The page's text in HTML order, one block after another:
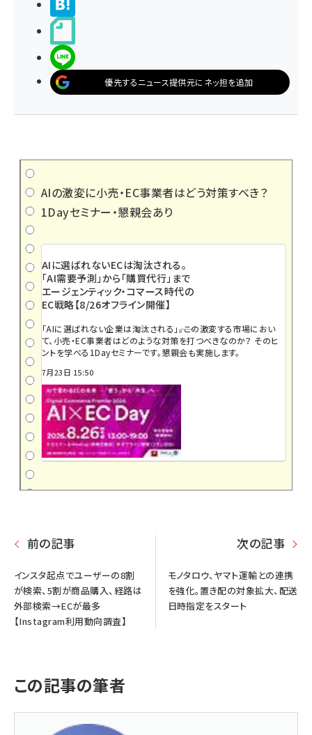
優先するニュース提供元にネッ担を追加
AIの激変に小売・EC事業者はどう対策すべき？
1Dayセミナー・懇親会あり
AIに選ばれないECは淘汰される。
「AI需要予測」から「購買代行」まで
エージェンティック・コマース時代の
EC戦略【8/26オフライン開催】
「AIに選ばれない企業は淘汰される」――。この激変する市場におい
て、小売・EC事業者はどのような対策を打つべきなのか？ そのヒ
ントを学べる1Dayセミナーです。懇親会も実施します。
7月23日 15:50
前の記事
インスタ起点でユーザーの8割
が検索、5割が商品購入、経路は
外部検索→ECが最多
【Instagram利用動向調査】
次の記事
モノタロウ、ヤマト運輸との連携
を強化。置き配の対象拡大、配送
日時指定をスタート
この記事の筆者